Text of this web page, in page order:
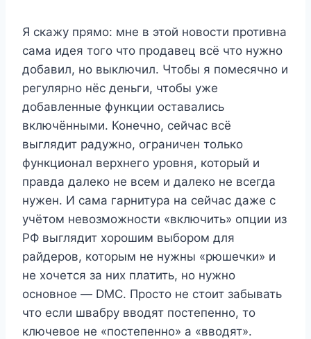
Я скажу прямо: мне в этой новости противна
сама идея того что продавец всё что нужно
добавил, но выключил. Чтобы я помесячно и
регулярно нёс деньги, чтобы уже
добавленные функции оставались
включёнными. Конечно, сейчас всё
выглядит радужно, ограничен только
функционал верхнего уровня, который и
правда далеко не всем и далеко не всегда
нужен. И сама гарнитура на сейчас даже с
учётом невозможности «включить» опции из
РФ выглядит хорошим выбором для
райдеров, которым не нужны «рюшечки» и
не хочется за них платить, но нужно
основное — DMC. Просто не стоит забывать
что если швабру вводят постепенно, то
ключевое не «постепенно» а «вводят».